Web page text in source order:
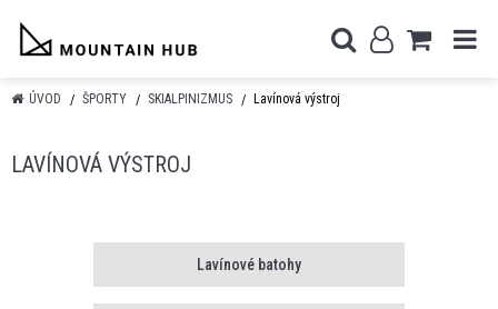
ÚVOD ŠPORTY SKIALPINIZMUS Lavínová výstroj
LAVÍNOVÁ VÝSTROJ
Lavínové batohy